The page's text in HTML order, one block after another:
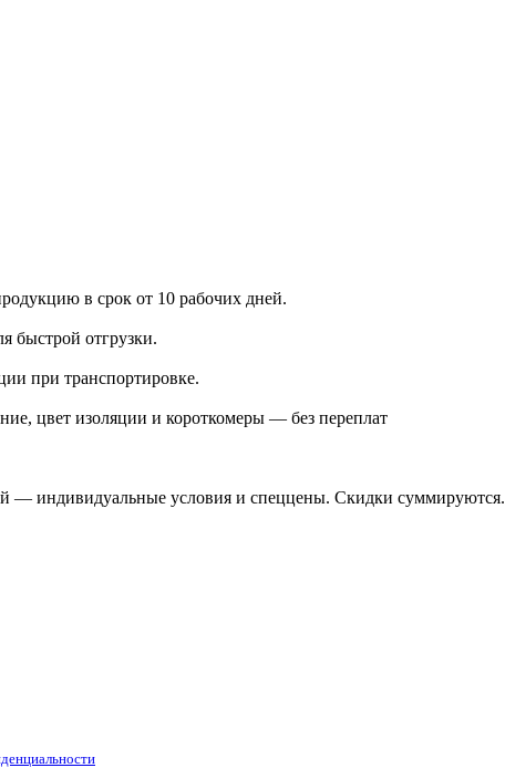
в срок от 10 рабочих дней.
быстрой отгрузки.
при транспортировке.
цвет изоляции и короткомеры — без переплат
— индивидуальные условия и спеццены. Скидки суммируются.